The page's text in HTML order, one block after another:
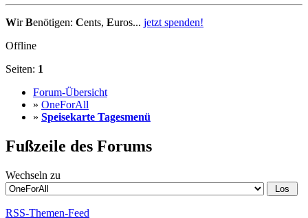
WirBenötigen: Cents, Euros... jetzt spenden!
Offline
Seiten: 1
Forum-Übersicht
» OneForAll
» Speisekarte Tagesmenü
Fußzeile des Forums
Wechseln zu
RSS-Themen-Feed